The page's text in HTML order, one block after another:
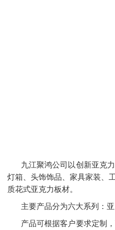
九江聚鸿公司以创新亚克
灯箱、头饰饰品、家具家装、
质花式亚克力板材。
主要产品分为六大系列：
产品可根据客户要求定制